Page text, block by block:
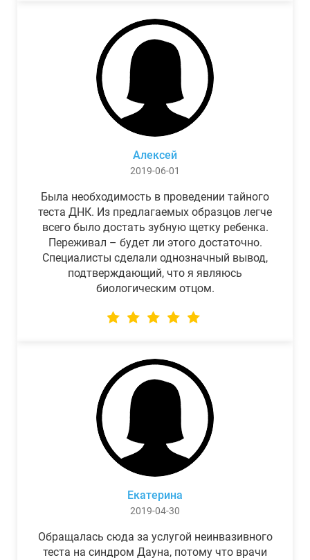
Алексей
2019-06-01
Была необходимость в проведении тайного
теста ДНК. Из предлагаемых образцов легче
всего было достать зубную щетку ребенка.
Переживал – будет ли этого достаточно.
Специалисты сделали однозначный вывод,
подтверждающий, что я являюсь
биологическим отцом.
Екатерина
2019-04-30
Обращалась сюда за услугой неинвазивного
теста на синдром Дауна, потому что врачи